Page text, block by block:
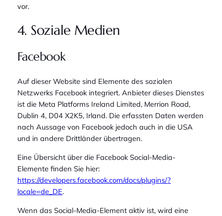
vor.
4. Soziale Medien
Facebook
Auf dieser Website sind Elemente des sozialen
Netzwerks Facebook integriert. Anbieter dieses Dienstes
ist die Meta Platforms Ireland Limited, Merrion Road,
Dublin 4, D04 X2K5, Irland. Die erfassten Daten werden
nach Aussage von Facebook jedoch auch in die USA
und in andere Drittländer übertragen.
Eine Übersicht über die Facebook Social-Media-
Elemente finden Sie hier:
https://developers.facebook.com/docs/plugins/?
locale=de_DE.
Wenn das Social-Media-Element aktiv ist, wird eine